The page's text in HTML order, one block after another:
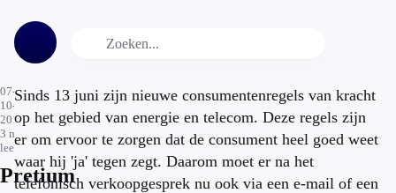
07-
10-
2014
3 min.
leestijd
Pretium
Sinds 13 juni zijn nieuwe consumentenregels van kracht
op het gebied van energie en telecom. Deze regels zijn
er om ervoor te zorgen dat de consument heel goed weet
waar hij 'ja' tegen zegt. Daarom moet er na het
telefonisch verkoopgesprek nu ook via een e-mail of een